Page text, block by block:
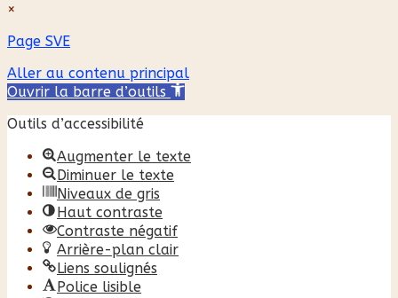
×
Page SVE
Aller au contenu principal
Ouvrir la barre d’outils
Outils d’accessibilité
Augmenter le texte
Diminuer le texte
Niveaux de gris
Haut contraste
Contraste négatif
Arrière-plan clair
Liens soulignés
Police lisible